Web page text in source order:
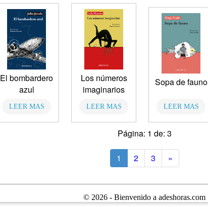
El bombardero
azul
LEER MAS
Los números
imaginarios
LEER MAS
Sopa de fauno
LEER MAS
Página: 1 de: 3
1 2 3 »
© 2026 - Bienvenido a adeshoras.com